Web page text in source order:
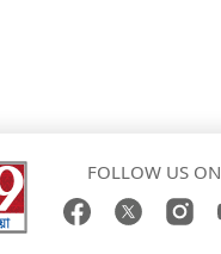
FOLLOW US ON